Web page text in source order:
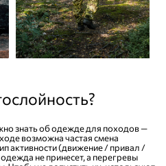
знать об одежде для походов —
возможна частая смена
активности (движение / привал /
не принесет, а перегревы